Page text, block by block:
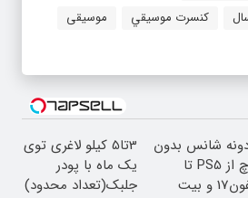
كنسرت موسيقي
موسیقی
شانس بدون
پوچ از PS5 تا
آیفون17 و بیت
3تا5 کیلو لاغری توی
یک ماه با پودر
جلبک(تعداد محدود)